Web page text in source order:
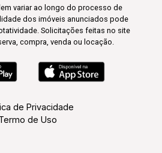
variar ao longo do processo de
dos imóveis anunciados pode
Solicitações feitas no site
compra, venda ou locação.
de Privacidade
de Uso